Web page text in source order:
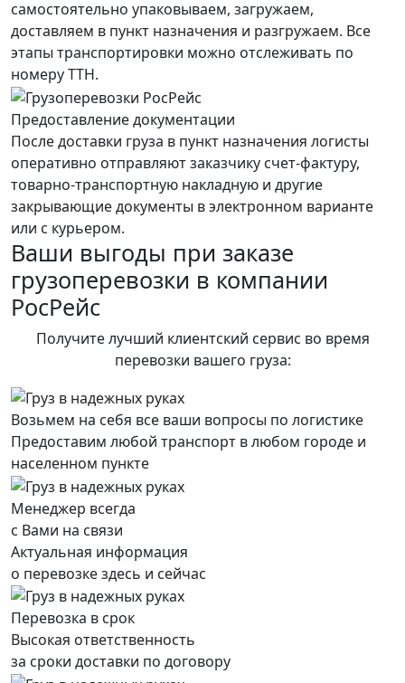
самостоятельно упаковываем, загружаем,
доставляем в пункт назначения и разгружаем. Все
этапы транспортировки можно отслеживать по
номеру ТТН.
Предоставление документации
После доставки груза в пункт назначения логисты
оперативно отправляют заказчику счет-фактуру,
товарно-транспортную накладную и другие
закрывающие документы в электронном варианте
или с курьером.
Ваши выгоды при заказе
грузоперевозки в компании
РосРейс
Получите лучший клиентский сервис во время
перевозки вашего груза:
Возьмем на себя все ваши вопросы по логистике
Предоставим любой транспорт в любом городе и
населенном пункте
Менеджер всегда
с Вами на связи
Актуальная информация
о перевозке здесь и сейчас
Перевозка в срок
Высокая ответственность
за сроки доставки по договору